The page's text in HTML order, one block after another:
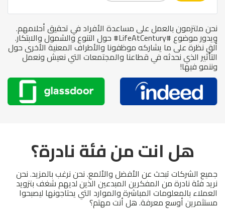
نحن ملتزمون بالعمل على مساعدة الأفراد في تحقيق أحلامهم.
ويدور موضوع #LifeAtCentury# حول التنوع والشمول والابتكار.
ألقِ نظرة على ما يشاركه موظفونا والأطراف المعنية الأخرى حول
التأثير الذي نحدثه في قطاعنا والمجتمعات التي نعيش ونعمل
وننمو فيها!
هل انت من فئة نادرة؟
جميع الشركات تبحث عن الأفضل والألمع. نحن نرغب بالمزيد. نحن
نريد فئة نادرة من المفكرين المبدعين الذين لديهم شغف بتزويد
العملاء بالمعلومات المباشرة والموارد التي يحتاجونها ليصبحوا
مستثمرين أوسع معرفة. هل أنت مهتم؟